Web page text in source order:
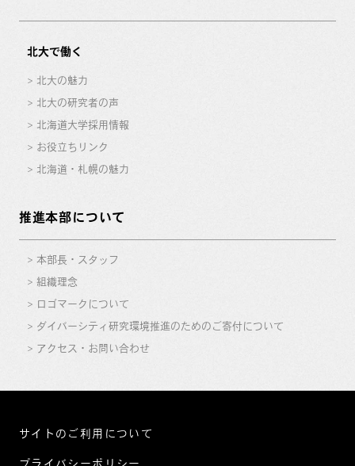
北大で働く
北大の魅力
北大の研究者の声
北海道大学採用情報
お役立ちリンク
北海道・札幌の魅力
推進本部について
本部長・スタッフ
組織理念
ロゴマークについて
ダイバーシティ研究環境推進のためのご寄付について
アクセス・お問い合わせ
サイトのご利用について
プライバシーポリシー